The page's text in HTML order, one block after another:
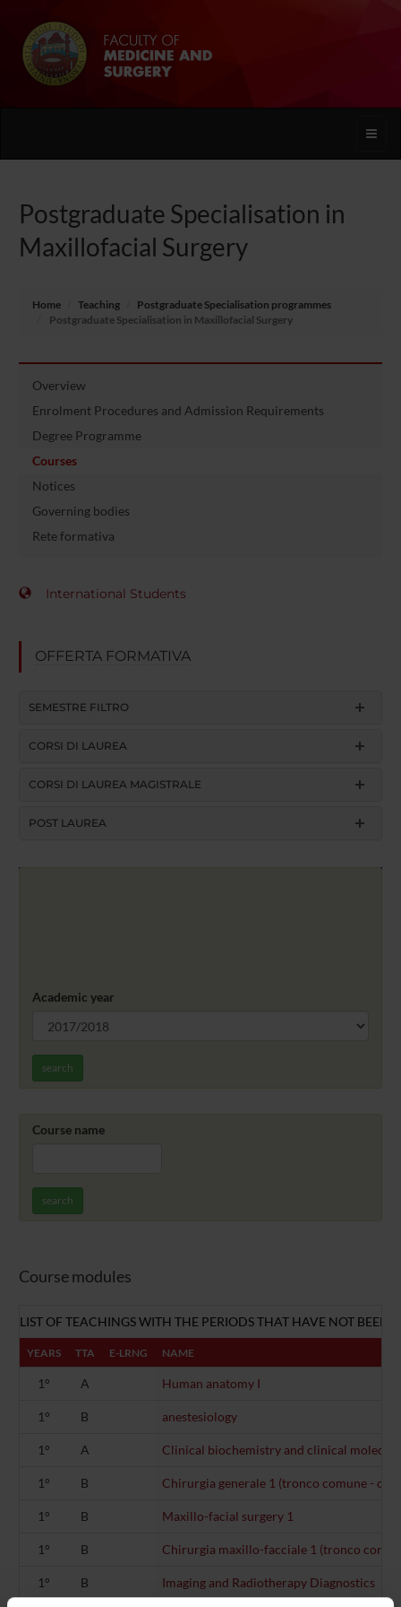
Toggle
Postgraduate Specialisation in
Maxillofacial Surgery
Home Teaching
Postgraduate Specialisation programmes
Postgraduate Specialisation in Maxillofacial Surgery
Overview
Enrolment Procedures and Admission Requirements
Degree Programme
Courses
Notices
Governing bodies
Rete formativa
International Students
OFFERTA FORMATIVA
SEMESTRE FILTRO
CORSI DI LAUREA
CORSI DI LAUREA MAGISTRALE
POST LAUREA
Academic year
search
Course name
search
Course modules
LIST OF TEACHINGS WITH THE PERIODS THAT HAVE NOT BEEN
YEARS TTA E-LRNG NAME
1° A Human anatomy I
1° B anestesiology
1° A Clinical biochemistry and clinical
1° B Chirurgia generale 1 (tronco comune -
1° B Maxillo-facial surgery 1
1° B Chirurgia maxillo-facciale 1 (tronco
1° B Imaging and Radiotherapy Diagnostics